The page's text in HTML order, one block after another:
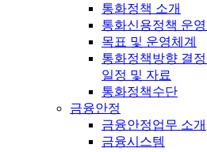
통화정책 소개
통화신용정책 운
목표 및 운영체계
통화정책방향 결정
일정 및 자료
통화정책수단
금융안정
금융안정업무 소개
금융시스템